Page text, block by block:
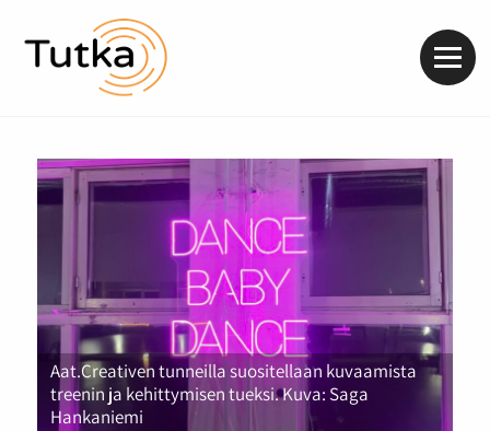
Aat.Creativen tunneilla suositellaan kuvaamista
treenin ja kehittymisen tueksi. Kuva: Saga
Hankaniemi